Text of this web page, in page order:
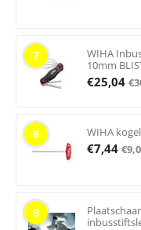
7
WIHA
10mm
€25,04 €
8 WIHA
€7,44 €
9